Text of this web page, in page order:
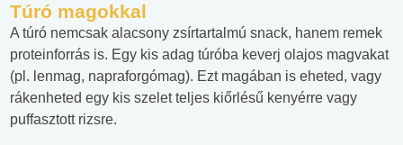
Túró magokkal
A túró nemcsak alacsony zsírtartalmú snack, hanem remek
proteinforrás is. Egy kis adag túróba keverj olajos magvakat
(pl. lenmag, napraforgómag). Ezt magában is eheted, vagy
rákenheted egy kis szelet teljes kiőrlésű kenyérre vagy
puffasztott rizsre.